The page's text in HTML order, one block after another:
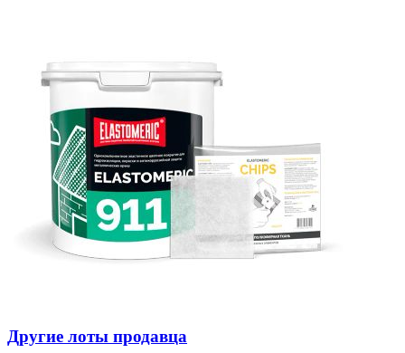
Другие лоты продавца